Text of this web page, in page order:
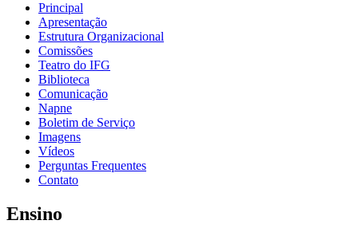
Principal
Apresentação
Estrutura Organizacional
Comissões
Teatro do IFG
Biblioteca
Comunicação
Napne
Boletim de Serviço
Imagens
Vídeos
Perguntas Frequentes
Contato
Ensino